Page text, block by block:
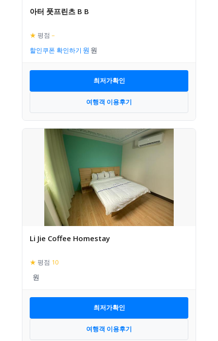
아터 풋프린츠 B B
★ 평점 –
할인쿠폰 확인하기
최저가확인
여행객 이용후기
Li Jie Coffee Homestay
★ 평점 10
최저가확인
여행객 이용후기